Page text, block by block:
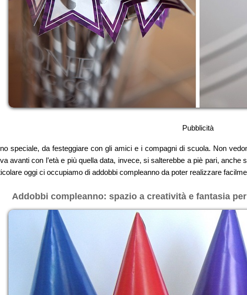
Pubblicità
speciale, da festeggiare con gli amici e i compagni di scuola. Non
avanti con l’età e più quella data, invece, si salterebbe a piè pari,
oggi ci occupiamo di addobbi compleanno da poter realizzare
Addobbi compleanno: spazio a creatività e fantasia